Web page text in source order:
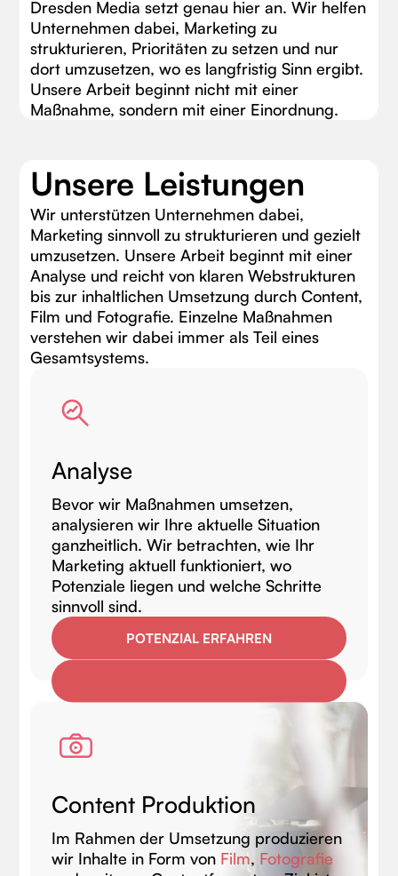
Dresden Media setzt genau hier an. Wir helfen
Unternehmen dabei, Marketing zu
strukturieren, Prioritäten zu setzen und nur
dort umzusetzen, wo es langfristig Sinn ergibt.
Unsere Arbeit beginnt nicht mit einer
Maßnahme, sondern mit einer Einordnung.
Unsere Leistungen
Wir unterstützen Unternehmen dabei,
Marketing sinnvoll zu strukturieren und gezielt
umzusetzen. Unsere Arbeit beginnt mit einer
Analyse und reicht von klaren Webstrukturen
bis zur inhaltlichen Umsetzung durch Content,
Film und Fotografie. Einzelne Maßnahmen
verstehen wir dabei immer als Teil eines
Gesamtsystems.
Analyse
Bevor wir Maßnahmen umsetzen,
analysieren wir Ihre aktuelle Situation
ganzheitlich. Wir betrachten, wie Ihr
Marketing aktuell funktioniert, wo
Potenziale liegen und welche Schritte
sinnvoll sind.
POTENZIAL ERFAHREN
Content Produktion
Im Rahmen der Umsetzung produzieren
wir Inhalte in Form von Film, Fotografie